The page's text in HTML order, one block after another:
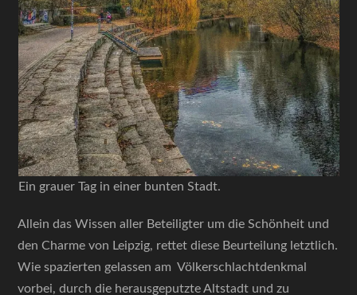
Ein grauer Tag in einer bunten Stadt.
Allein das Wissen aller Beteiligter um die Schönheit und
den Charme von Leipzig, rettet diese Beurteilung letztlich.
Wie spazierten gelassen am Völkerschlachtdenkmal
vorbei, durch die herausgeputzte Altstadt und zu